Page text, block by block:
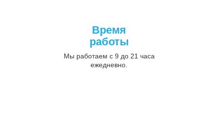
Время
работы
Мы работаем с 9 до 21 часа
ежедневно.